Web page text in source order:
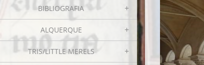
BIBLIOGRAFIA
ALQUERQUE
TRIS/LITTLE MERELS